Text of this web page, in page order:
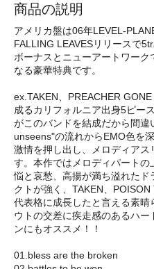
商品の説明
アメリカ盤は06年LEVEL-
FALLING LEAVESリリースで
ボーナスとニューアートワーク
なる豪華特典です。
ex.TAKEN、PREACHER
成るカリフォルニア出身5ピー
がこのバンドを結成だから間
unseens"の流れからEMO色を
激情を押し出し、メロディア
す。本作ではメロディパート
悩と哀愁、高揚が満ち溢れた
クトが強く、TAKEN、
代表格に成長したと言える素
ウトの交差に疾走感のあるハ
ンにもオススメ！！
01.bless are the broken